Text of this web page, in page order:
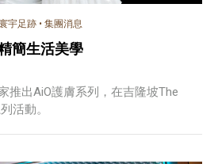
寰宇足跡 • 集團消息
簡生活美學
推出AiO護膚系列，在吉隆坡The
活動。